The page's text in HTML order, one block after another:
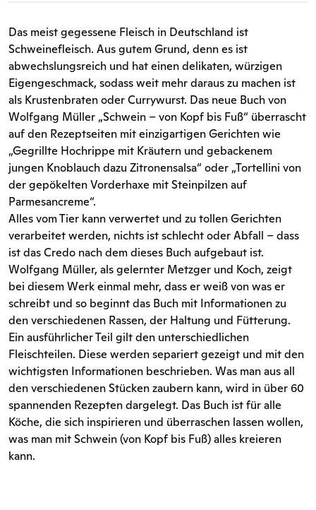
Das meist gegessene Fleisch in Deutschland ist
Schweinefleisch. Aus gutem Grund, denn es ist
abwechslungsreich und hat einen delikaten, würzigen
Eigengeschmack, sodass weit mehr daraus zu machen ist
als Krustenbraten oder Currywurst. Das neue Buch von
Wolfgang Müller „Schwein – von Kopf bis Fuß“ überrascht
auf den Rezeptseiten mit einzigartigen Gerichten wie
„Gegrillte Hochrippe mit Kräutern und gebackenem
jungen Knoblauch dazu Zitronensalsa“ oder „Tortellini von
der gepökelten Vorderhaxe mit Steinpilzen auf
Parmesancreme“.
Alles vom Tier kann verwertet und zu tollen Gerichten
verarbeitet werden, nichts ist schlecht oder Abfall – dass
ist das Credo nach dem dieses Buch aufgebaut ist.
Wolfgang Müller, als gelernter Metzger und Koch, zeigt
bei diesem Werk einmal mehr, dass er weiß von was er
schreibt und so beginnt das Buch mit Informationen zu
den verschiedenen Rassen, der Haltung und Fütterung.
Ein ausführlicher Teil gilt den unterschiedlichen
Fleischteilen. Diese werden separiert gezeigt und mit den
wichtigsten Informationen beschrieben. Was man aus all
den verschiedenen Stücken zaubern kann, wird in über 60
spannenden Rezepten dargelegt. Das Buch ist für alle
Köche, die sich inspirieren und überraschen lassen wollen,
was man mit Schwein (von Kopf bis Fuß) alles kreieren
kann.